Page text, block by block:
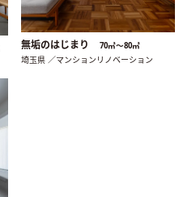
無垢のはじまり 70㎡〜80㎡
埼玉県 ／マンションリノベーション